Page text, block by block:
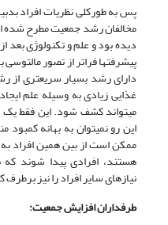
پس به طورکلی نظریات افراد
مخالفان رشد جمعیت مطرح شده
دیده بود و علم و تکنولوژی بعد
پیشرفت­ها فراتر از تصور
دارای رشد بسیار سریع­تری از
غذایی زیادی به وسیله علم
می­تواند کشف شود. این فقط یک
این رو نمی­توان به بهانه
ممکن است از بین همین افراد
هستند، افرادی پیدا شوند
نیازهای سایر افراد را نیز برطرف
طرفداران افزایش جمعیت: